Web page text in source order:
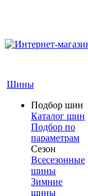
Шины
Подбор шин
Каталог шин
Подбор по
параметрам
Сезон
Всесезонные
шины
Зимние
шины